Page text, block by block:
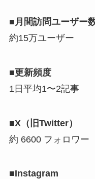
■月間訪問ユーザー
約15万ユーザー
■更新頻度
1日平均1〜2記事
■X（旧Twitter）
約 6600 フォロワー
■Instagram